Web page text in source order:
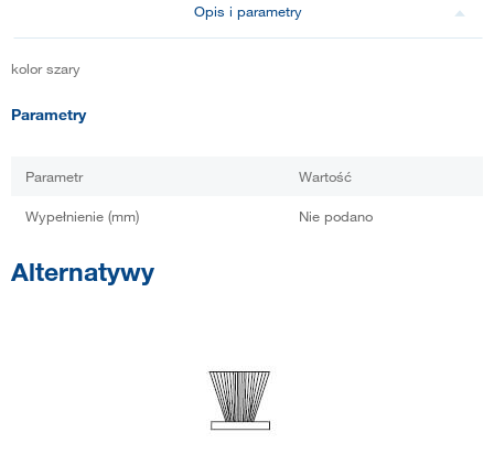
Opis i parametry
kolor szary
Parametry
Parametr Wartość
Wypełnienie (mm) Nie podano
Alternatywy